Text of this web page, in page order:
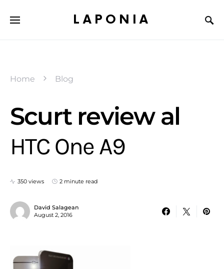
LAPONIA
Home Blog
Scurt review al
HTC One A9
350 views 2 minute read
David Salagean
August 2, 2016